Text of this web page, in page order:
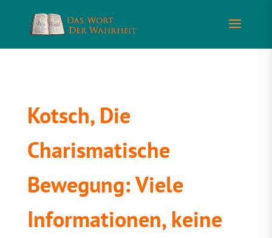
Kotsch, Die
Charismatische
Bewegung: Viele
Informationen, keine